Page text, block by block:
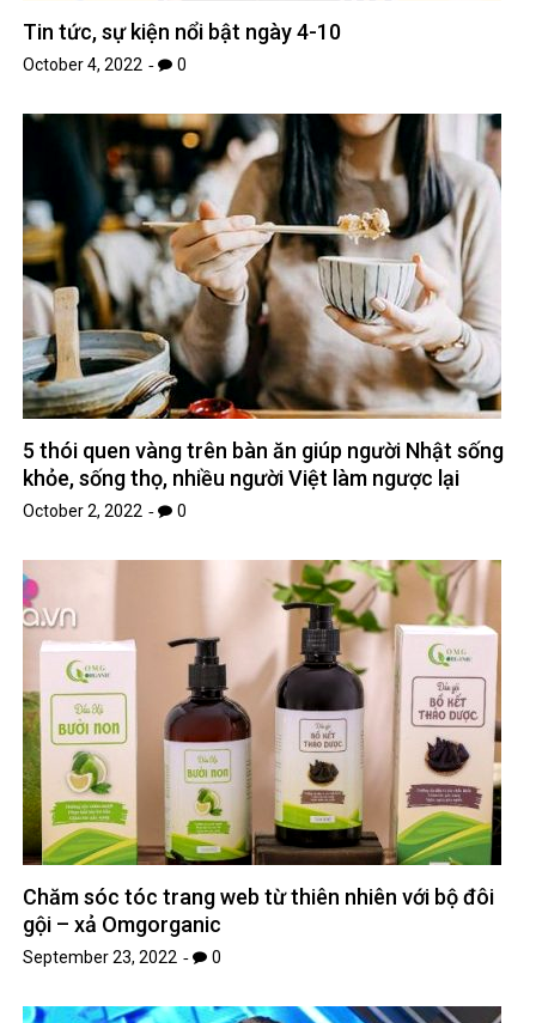
Tin tức, sự kiện nổi bật ngày 4-10
October 4, 2022 0
5 thói quen vàng trên bàn ăn giúp người Nhật sống
khỏe, sống thọ, nhiều người Việt làm ngược lại
October 2, 2022 0
Chăm sóc tóc trang web từ thiên nhiên với bộ đôi
gội – xả Omgorganic
September 23, 2022 0